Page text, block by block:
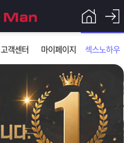
고객센터 마이페이지 섹스노하우